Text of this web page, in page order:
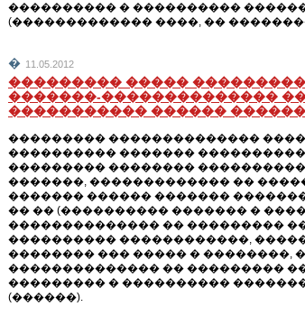
���������� � ����������
(������������� ����, ��
� 11.05.2012
��������� �����
�������-��������������
����������� ������
��������� ��������������
���������� �������
��������� ��������
�������, ������������� ��
������� ������ �������
�� �� (���������� ������� �
�������������� �� ���������
���������� ������������,
�������� ��� ����� � ��������,
�������������� �� ���������
��������� � ����������
(������).